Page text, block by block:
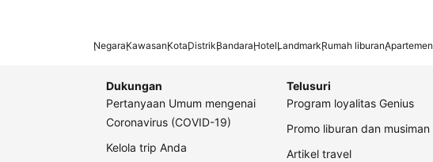
NegaraKawasanKotaDistrikBandaraHotelLandmarkRumah liburanApartemen
Dukungan
Pertanyaan Umum mengenai
Coronavirus (COVID-19)
Kelola trip Anda
Telusuri
Program loyalitas Genius
Promo liburan dan musiman
Artikel travel